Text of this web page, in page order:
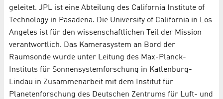
geleitet. JPL ist eine Abteilung des California Institute of
Technology in Pasadena. Die University of California in Los
Angeles ist für den wissenschaftlichen Teil der Mission
verantwortlich. Das Kamerasystem an Bord der
Raumsonde wurde unter Leitung des Max-Planck-
Instituts für Sonnensystemforschung in Katlenburg-
Lindau in Zusammenarbeit mit dem Institut für
Planetenforschung des Deutschen Zentrums für Luft- und